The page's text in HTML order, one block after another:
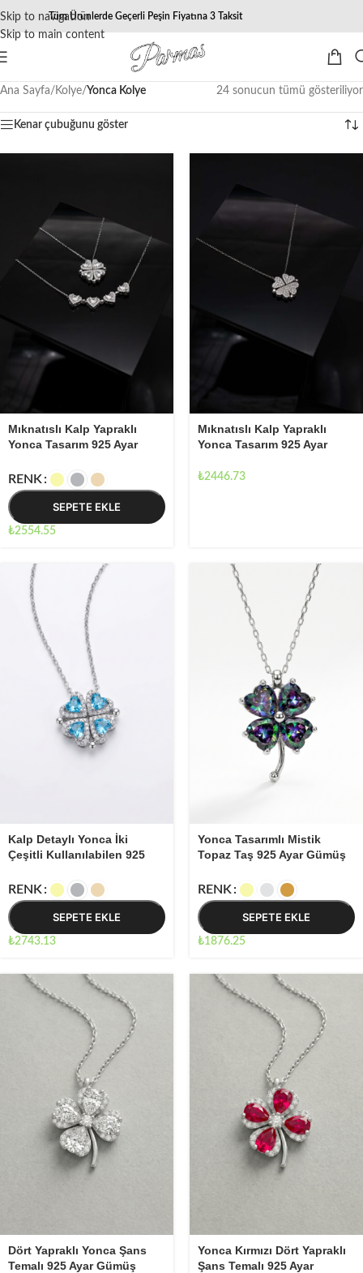
Skip to navigation
Skip to main content
Tüm Ürünlerde Geçerli Peşin Fiyatına 3 Taksit
Ana Sayfa/ Kolye/Yonca Kolye 24 sonucun tümü gösteriliyor
Kenar çubuğunu göster
Mıknatıslı Kalp Yapraklı
Yonca Tasarım 925 Ayar
RENK
SEPETE EKLE
₺2554.55
Mıknatıslı Kalp Yapraklı
Yonca Tasarım 925 Ayar
₺2446.73
Kalp Detaylı Yonca İki
Çeşitli Kullanılabilen 925
01793
RENK
SEPETE EKLE
₺2743.13
Yonca Tasarımlı Mistik
Topaz Taş 925 Ayar Gümüş
RENK
SEPETE EKLE
₺1876.25
Dört Yapraklı Yonca Şans
Temalı 925 Ayar Gümüş
Yonca Kırmızı Dört Yapraklı
Şans Temalı 925 Ayar